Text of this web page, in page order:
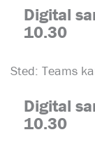
Digital
10.30
Sted: Teams
Digital
10.30